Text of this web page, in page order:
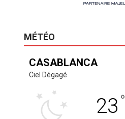
MÉTÉO
CASABLANCA
Ciel Dégagé
23 °